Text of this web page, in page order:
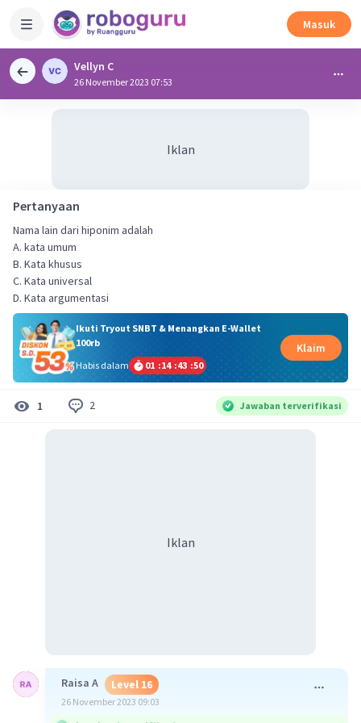
Masuk
Vellyn C
26 November 2023 07:53
Iklan
Pertanyaan
Nama lain dari hiponim adalah
A. kata umum
B. Kata khusus
C. Kata universal
D. Kata argumentasi
Ikuti Tryout SNBT & Menangkan E-Wallet
100rb
Habis dalam
01 :14 :43 :50
Klaim
1 2 Jawaban terverifikasi
Iklan
Raisa A Level 16
26 November 2023 09:03